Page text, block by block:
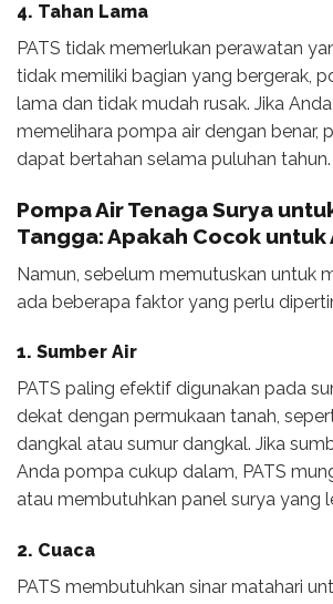
4. Tahan Lama
PATS tidak memerlukan perawatan
tidak memiliki bagian yang bergerak,
lama dan tidak mudah rusak. Jika
memelihara pompa air dengan benar,
dapat bertahan selama puluhan tahun.
Pompa Air Tenaga Surya
Tangga:Apakah Cocok untuk
Namun, sebelum memutuskan untuk
ada beberapa faktor yang perlu
1. Sumber Air
PATS paling efektif digunakan pada
dekat dengan permukaan tanah,
dangkal atau sumur dangkal. Jika
Anda pompa cukup dalam, PATS
atau membutuhkan panel surya yang
2. Cuaca
PATS membutuhkan sinar matahari